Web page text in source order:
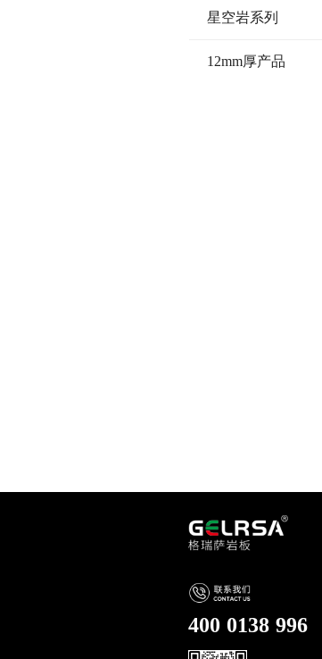
星空岩系列
12mm厚产品
400 0138 996